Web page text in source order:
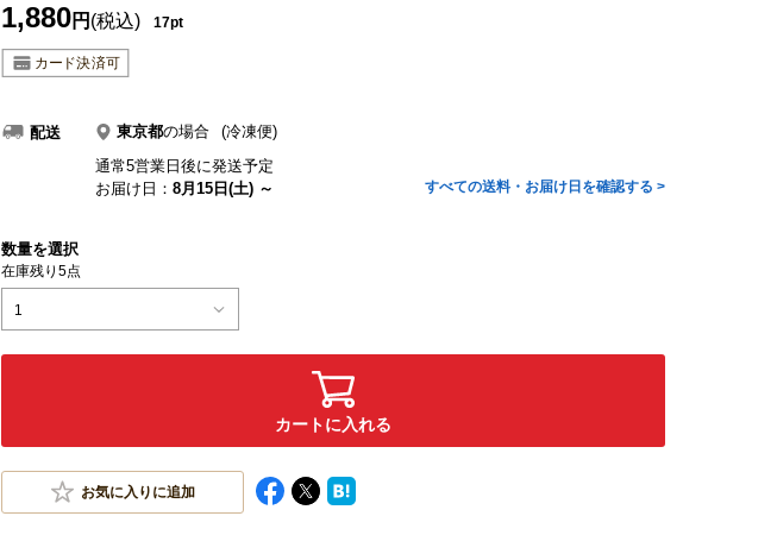
1,880円 (税込) 17pt
配送 東京都の場合
(冷凍便)
通常5営業日後に発送予定
お届け日： 8月15日(土) ～ すべての送料・お届け日を確認する >
数量を選択
在庫残り5点
1
カートに入れる
お気に入りに追加